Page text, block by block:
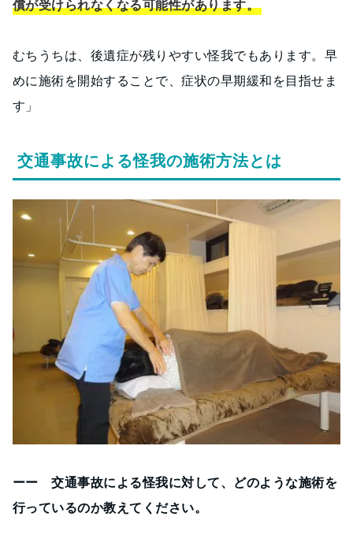
償が受けられなくなる可能性があります。
むちうちは、後遺症が残りやすい怪我でもあります。早
めに施術を開始することで、症状の早期緩和を目指せま
す」
交通事故による怪我の施術方法とは
ーー 交通事故による怪我に対して、どのような施術を
行っているのか教えてください。